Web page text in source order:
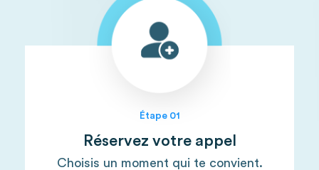
Étape 01
Réservez votre appel
Choisis un moment qui te convient.